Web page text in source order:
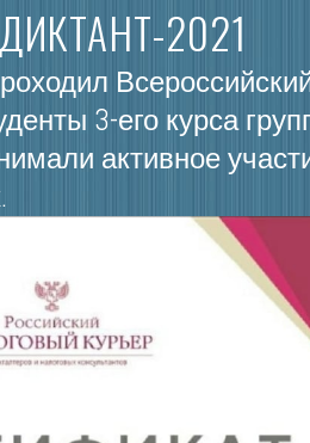
2021
3-его курса
активное